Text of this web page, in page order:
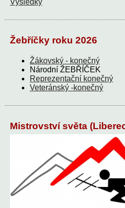
Žebříčky roku 2026
Žákovský - konečný
Národní ŽEBŘÍČEK
Reprezentační konečný
Veteránský -konečný
Mistrovství světa